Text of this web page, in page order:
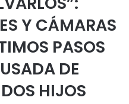
Y CÁMARAS
PASOS
DE
HIJOS